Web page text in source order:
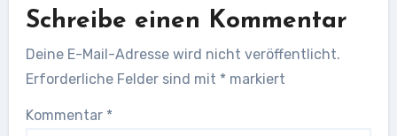
Schreibe einen Kommentar
Deine E-Mail-Adresse wird nicht veröffentlicht.
Erforderliche Felder sind mit * markiert
Kommentar *